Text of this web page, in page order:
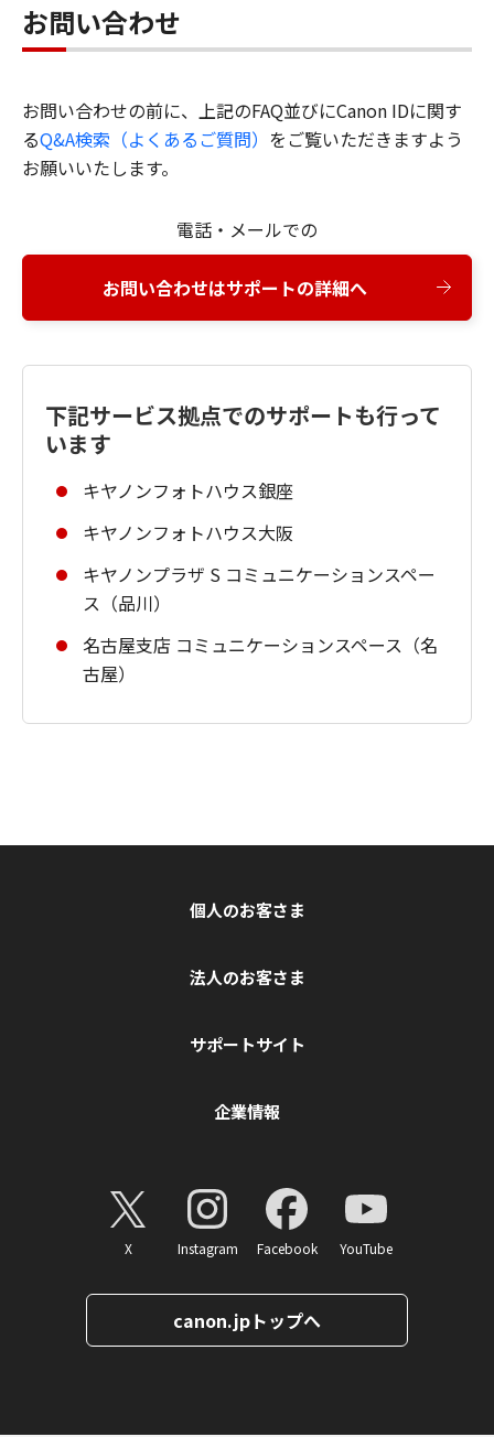
お問い合わせ
お問い合わせの前に、上記のFAQ並びにCanon IDに関す
るQ&A検索（よくあるご質問） をご覧いただきますよう
お願いいたします。
電話・メールでの
お問い合わせはサポートの詳細へ
下記サービス拠点でのサポートも行って
います
キヤノンフォトハウス銀座
キヤノンフォトハウス大阪
キヤノンプラザ S コミュニケーションスペー
ス（品川）
名古屋支店 コミュニケーションスペース（名
古屋）
個人のお客さま
法人のお客さま
サポートサイト
企業情報
X Instagram Facebook YouTube
canon.jpトップへ